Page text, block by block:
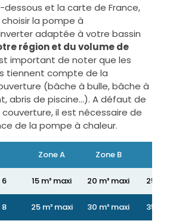
et la carte de France,
la pompe à
adaptée à votre bassin
région et du volume de
important de noter que les
tiennent compte de la
(bâche à bulle, bâche à
abris de piscine...). A défaut de
il est nécessaire de
de la pompe à chaleur.
Zone A Zone B
15 m³ maxi 20 m³ maxi 25
25 m³ maxi 30 m³ maxi 35